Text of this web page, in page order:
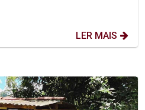
LER MAIS